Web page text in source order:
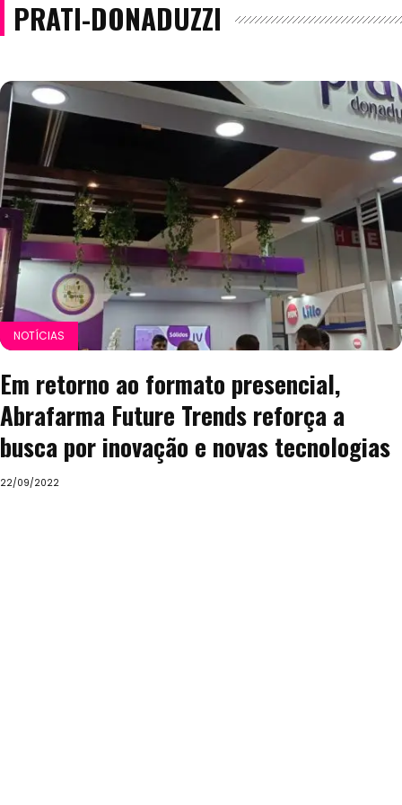
PRATI-DONADUZZI
NOTÍCIAS
Em retorno ao formato presencial,
Abrafarma Future Trends reforça a
busca por inovação e novas tecnologias
22/09/2022